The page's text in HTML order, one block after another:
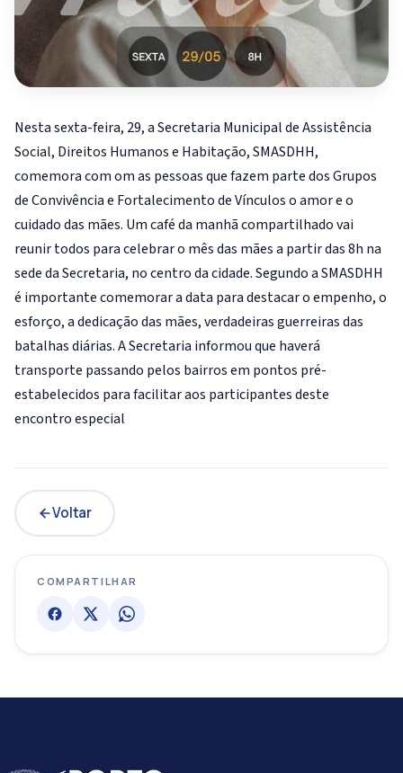
Nesta sexta-feira, 29, a Secretaria Municipal de Assistência
Social, Direitos Humanos e Habitação, SMASDHH,
comemora com om as pessoas que fazem parte dos Grupos
de Convivência e Fortalecimento de Vínculos o amor e o
cuidado das mães. Um café da manhã compartilhado vai
reunir todos para celebrar o mês das mães a partir das 8h na
sede da Secretaria, no centro da cidade. Segundo a SMASDHH
é importante comemorar a data para destacar o empenho, o
esforço, a dedicação das mães, verdadeiras guerreiras das
batalhas diárias. A Secretaria informou que haverá
transporte passando pelos bairros em pontos pré-
estabelecidos para facilitar aos participantes deste
encontro especial
Voltar
COMPARTILHAR